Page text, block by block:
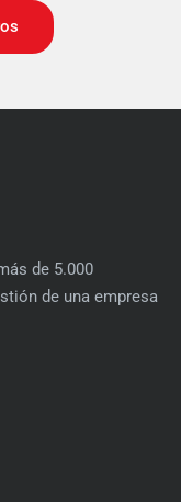
de 5.000
de una empresa